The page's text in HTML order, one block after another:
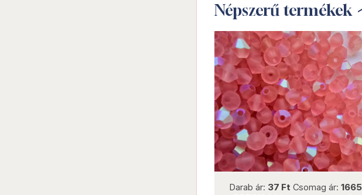
Népszerű termékek
Darab ár:37 Ft Csomag ár:1665 Ft